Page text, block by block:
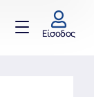
Είσοδος